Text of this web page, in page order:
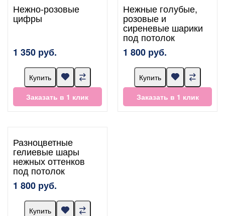
Нежно-розовые
цифры
1 350 руб.
Купить
Заказать в 1 клик
Нежные голубые,
розовые и
сиреневые шарики
под потолок
1 800 руб.
Купить
Заказать в 1 клик
Разноцветные
гелиевые шары
нежных оттенков
под потолок
1 800 руб.
Купить